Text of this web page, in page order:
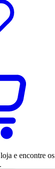
e encontre os